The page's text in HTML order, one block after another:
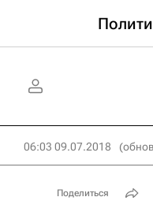
06:03 09.07.2018
Поделиться